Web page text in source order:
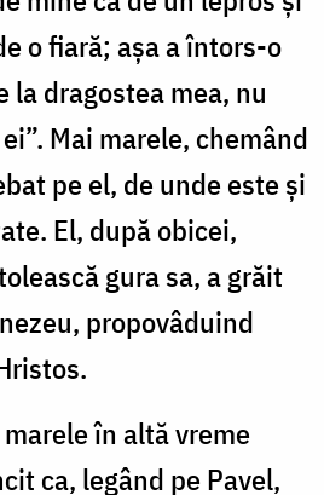
o fiară; așa a întors-o
la dragostea mea, nu
Mai marele, chemând
pe el, de unde este și
El, după obicei,
gura sa, a grăit
propovâduind
în altă vreme
ca, legând pe Pavel,